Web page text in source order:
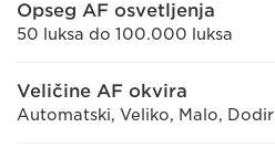
Opseg AF osvetljenja
50 luksa do 100.000 luksa
Veličine AF okvira
Automatski, Veliko, Malo, Dodir